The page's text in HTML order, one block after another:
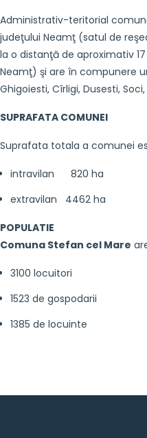
Administrativ-teritorial
judeţului Neamţ (satul de
la o distanţă de aproximativ
Neamţ) şi are în compunere
Ghigoiesti, Cîrligi, Dusesti,
SUPRAFATA COMUNEI
Suprafata totala a comunei
intravilan 820 ha
extravilan 4462 ha
POPULATIE
Comuna Stefan cel Mare
3100 locuitori
1523 de gospodarii
1385 de locuinte